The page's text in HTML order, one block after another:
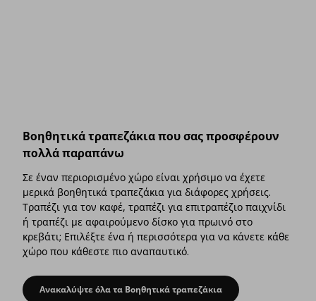
Βοηθητικά τραπεζάκια που σας προσφέρουν
πολλά παραπάνω
Σε έναν περιορισμένο χώρο είναι χρήσιμο να έχετε
μερικά βοηθητικά τραπεζάκια για διάφορες χρήσεις.
Τραπέζι για τον καφέ, τραπέζι για επιτραπέζιο παιχνίδι
ή τραπέζι με αφαιρούμενο δίσκο για πρωινό στο
κρεβάτι; Επιλέξτε ένα ή περισσότερα για να κάνετε κάθε
χώρο που κάθεστε πιο αναπαυτικό.
Βοηθητικά τραπεζάκια που σας
Ανακαλύψτε όλα τα Βοηθητικά τραπεζάκια